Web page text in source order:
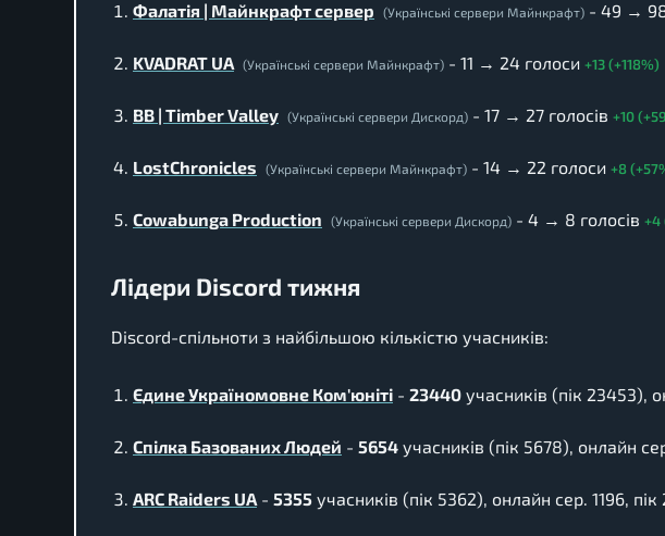
Фалатія | Майнкрафт сервер (Українські сервери Майнкрафт) - 49 → 98
KVADRAT UA (Українські сервери Майнкрафт) - 11 → 24 голоси +13 (+118%)
BB | Timber Valley (Українські сервери Дискорд) - 17 → 27 голосів +10
LostChronicles (Українські сервери Майнкрафт) - 14 → 22 голоси +8
Cowabunga Production (Українські сервери Дискорд) - 4 → 8 голосів +4
Лідери Discord тижня
Discord-спільноти з найбільшою кількістю учасників:
Єдине Україномовне Ком'юніті - 23440 учасників (пік 23453),
Спілка Базованих Людей - 5654 учасників (пік 5678), онлайн
ARC Raiders UA - 5355 учасників (пік 5362), онлайн сер. 1196, пік